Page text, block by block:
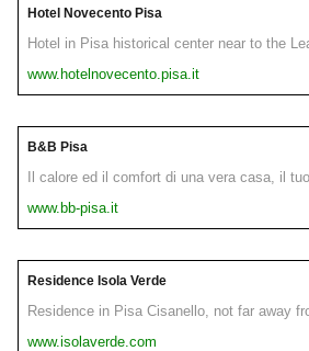
Hotel Novecento Pisa
Hotel in Pisa historical center near to the
www.hotelnovecento.pisa.it
B&B Pisa
Il calore ed il comfort di una vera casa, il
www.bb-pisa.it
Residence Isola Verde
Residence in Pisa Cisanello, not far away
www.isolaverde.com